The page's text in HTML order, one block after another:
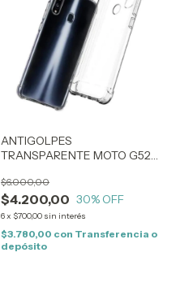
ANTIGOLPES
TRANSPARENTE MOTO G52
$4.200,00
$6.000,00
30% OFF
6x $700,00 sin interés
$3.780,00 con Transferencia o
depósito